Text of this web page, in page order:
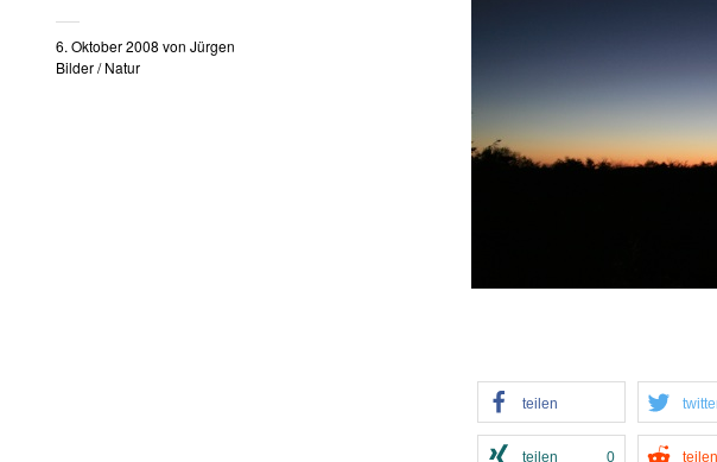
6. Oktober 2008 von Jürgen
Bilder/Natur
teilen
teilen 0 teilen